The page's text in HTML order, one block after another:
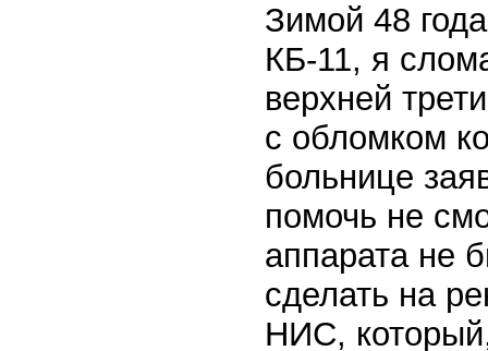
Зимой 48
КБ-11, я
верхней
с обломком
больнице
помочь не
аппарата не
сделать на
НИС,